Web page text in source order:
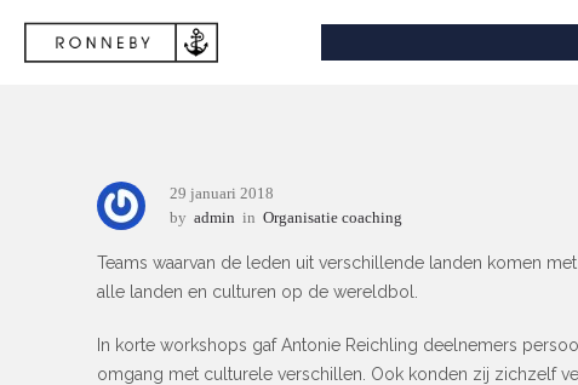
29 januari 2018
by admin in Organisatie coaching
Teams waarvan de leden uit verschillende landen komen
alle landen en culturen op de wereldbol.
In korte workshops gaf Antonie Reichling deelnemers
omgang met culturele verschillen. Ook konden zij zichzelf